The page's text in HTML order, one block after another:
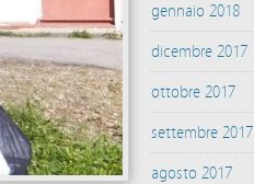
gennaio 2018
dicembre 2017
ottobre 2017
settembre 2017
agosto 2017